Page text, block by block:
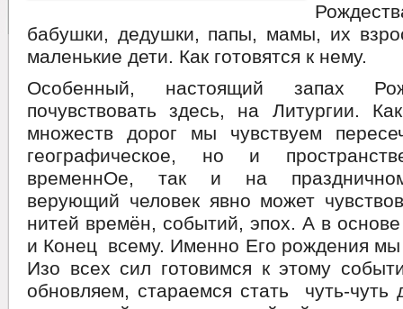
бабушки, дедушки, папы, мамы, их
маленькие дети. Как готовятся к нему.
Особенный, настоящий запах
почувствовать здесь, на Литургии.
множеств дорог мы чувствуем
географическое, но и
временнОе, так и на
верующий человек явно может
нитей времён, событий, эпох. А в
и Конец всему. Именно Его рождения мы
Изо всех сил готовимся к этому
обновляем, стараемся стать чуть-чуть